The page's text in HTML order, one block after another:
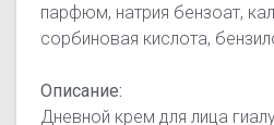
парфюм, натрия бензоат,
сорбиновая кислота,
Описание:
Дневной крем для лица